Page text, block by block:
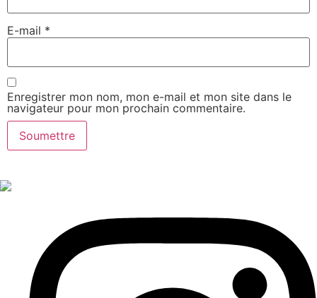
E-mail *
Enregistrer mon nom, mon e-mail et mon site dans le
navigateur pour mon prochain commentaire.